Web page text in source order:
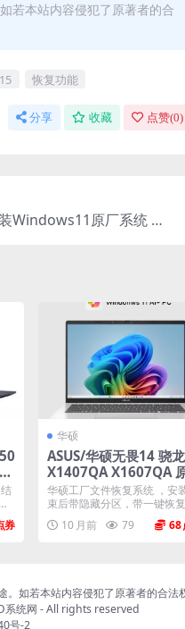
若本站内容侵犯了原著者的合
恢复功能
分享 收藏 点赞(0)
Windows11原厂系统 工
华硕
ASUS/华硕无畏14 骁
X1407QA X1607QA
Win11 24H2 家庭版
工厂文件 带ASUS
ry恢复
华硕工厂文件恢复系统 ，安
束后带隐藏分区，带一键恢
以及机器所有的驱动和软...
10 月前 79 68
如若本站内容侵犯了原著者的合
系统网 - All rights reserved
号-2